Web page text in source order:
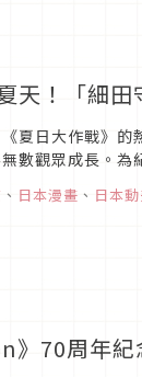
天！「細
夏日大作戰》
數觀眾成長。
、 日本漫畫 、 日本
》70周年